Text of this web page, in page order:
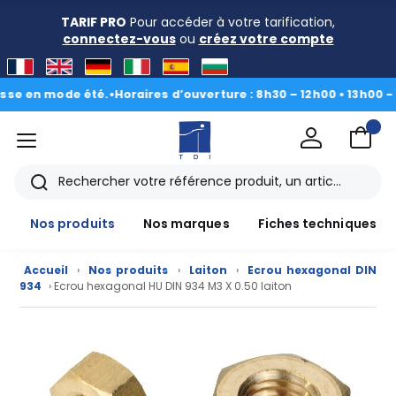
TARIF PRO Pour accéder à votre tarification,
connectez-vousou créez votre compte
mode été.•Horaires d’ouverture : 8h30 – 12h00 • 13h00 - 16h30
menu
Rechercher
Nos produits
Nos marques Fiches techniques
Accueil › Nos produits › Laiton ›
Ecrou hexagonal DIN
934 › Ecrou hexagonal HU DIN 934 M3 X 0.50 laiton